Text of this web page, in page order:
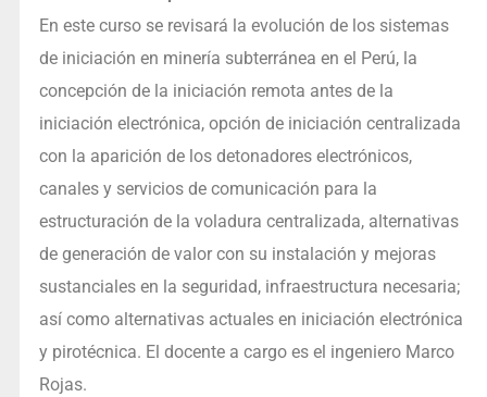
En este curso se revisará la evolución de los sistemas
de iniciación en minería subterránea en el Perú, la
concepción de la iniciación remota antes de la
iniciación electrónica, opción de iniciación centralizada
con la aparición de los detonadores electrónicos,
canales y servicios de comunicación para la
estructuración de la voladura centralizada, alternativas
de generación de valor con su instalación y mejoras
sustanciales en la seguridad, infraestructura necesaria;
así como alternativas actuales en iniciación electrónica
y pirotécnica. El docente a cargo es el ingeniero Marco
Rojas.